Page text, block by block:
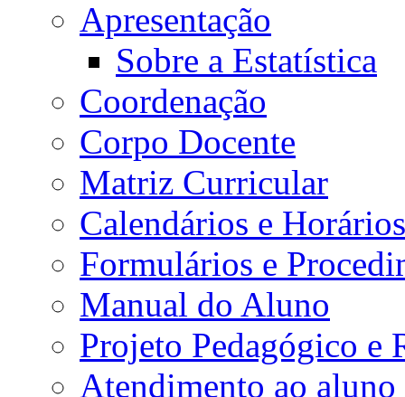
Apresentação
Sobre a Estatística
Coordenação
Corpo Docente
Matriz Curricular
Calendários e Horários
Formulários e
Manual do Aluno
Projeto Pedagógico e
Atendimento ao aluno